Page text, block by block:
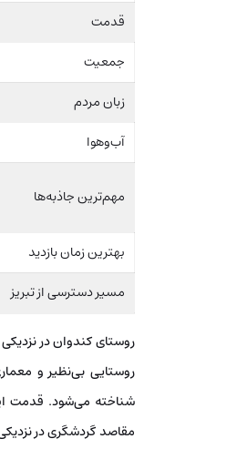
قدمت
جمعیت
زبان مردم
آب‌وهوا
مهم‌ترین جاذبه‌ها
بهترین زمان بازدید
مسیر دسترسی از تبریز
روستای کندوان در
روستایی بی‌نظیر و
شناخته می‌شود. قدمت
مقاصد گردشگری در